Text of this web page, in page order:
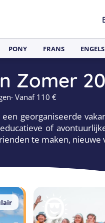
PONY FRANS ENGELS
Zomer
· Vanaf 110 €
georganiseerde
of
te maken,